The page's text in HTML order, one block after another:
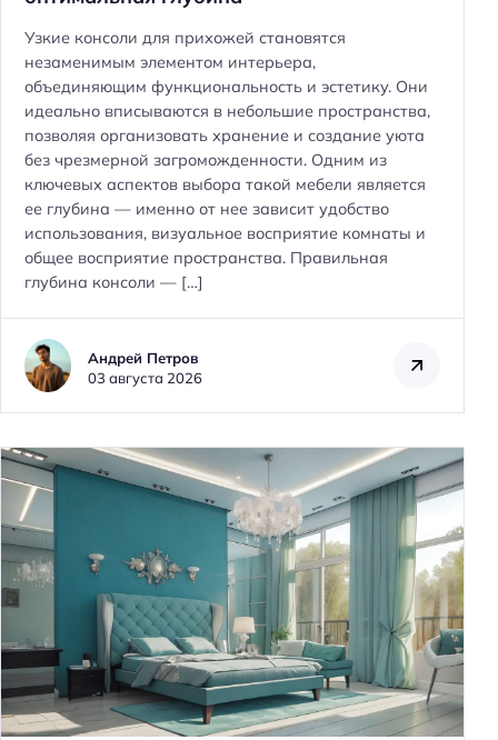
Узкие консоли для прихожей становятся
незаменимым элементом интерьера,
объединяющим функциональность и эстетику. Они
идеально вписываются в небольшие пространства,
позволяя организовать хранение и создание уюта
без чрезмерной загроможденности. Одним из
ключевых аспектов выбора такой мебели является
ее глубина — именно от нее зависит удобство
использования, визуальное восприятие комнаты и
общее восприятие пространства. Правильная
глубина консоли — […]
Андрей Петров
03 августа 2026